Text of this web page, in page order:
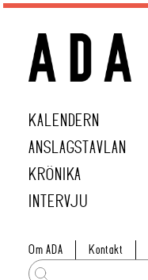
KALENDERN
ANSLAGSTAVLAN
KRÖNIKA
INTERVJU
Om ADA Kontakt